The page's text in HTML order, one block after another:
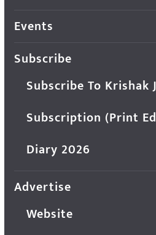
Events
Subscribe
Subscribe To
Subscription (Print
Diary 2026
Advertise
Website